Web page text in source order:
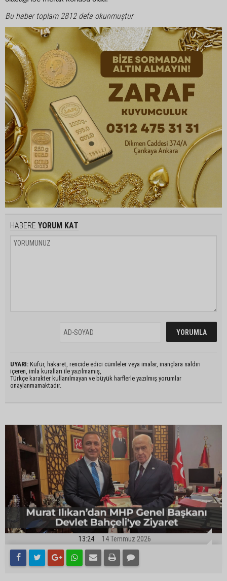
Bu haber toplam 2812 defa okunmuştur
HABERE YORUM KAT
UYARI: Küfür, hakaret, rencide edici cümleler veya imalar, inançlara saldırı
içeren, imla kuralları ile yazılmamış,
Türkçe karakter kullanılmayan ve büyük harflerle yazılmış yorumlar
onaylanmamaktadır.
13:24 14 Temmuz 2026